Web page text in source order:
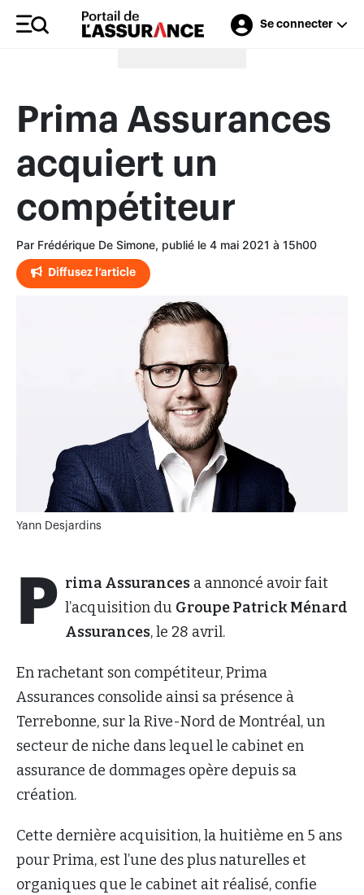
Se connecter
Merci à nos annonceurs
Prima Assurances
acquiert un
compétiteur
Par Frédérique De Simone, publié le 4 mai 2021 à 15h00
Diffusez l’article
Yann Desjardins
P rima Assurances a annoncé avoir fait
l’acquisition du Groupe Patrick Ménard
Assurances, le 28 avril.
En rachetant son compétiteur, Prima
Assurances consolide ainsi sa présence à
Terrebonne, sur la Rive-Nord de Montréal, un
secteur de niche dans lequel le cabinet en
assurance de dommages opère depuis sa
création.
Cette dernière acquisition, la huitième en 5 ans
pour Prima, est l’une des plus naturelles et
organiques que le cabinet ait réalisé, confie